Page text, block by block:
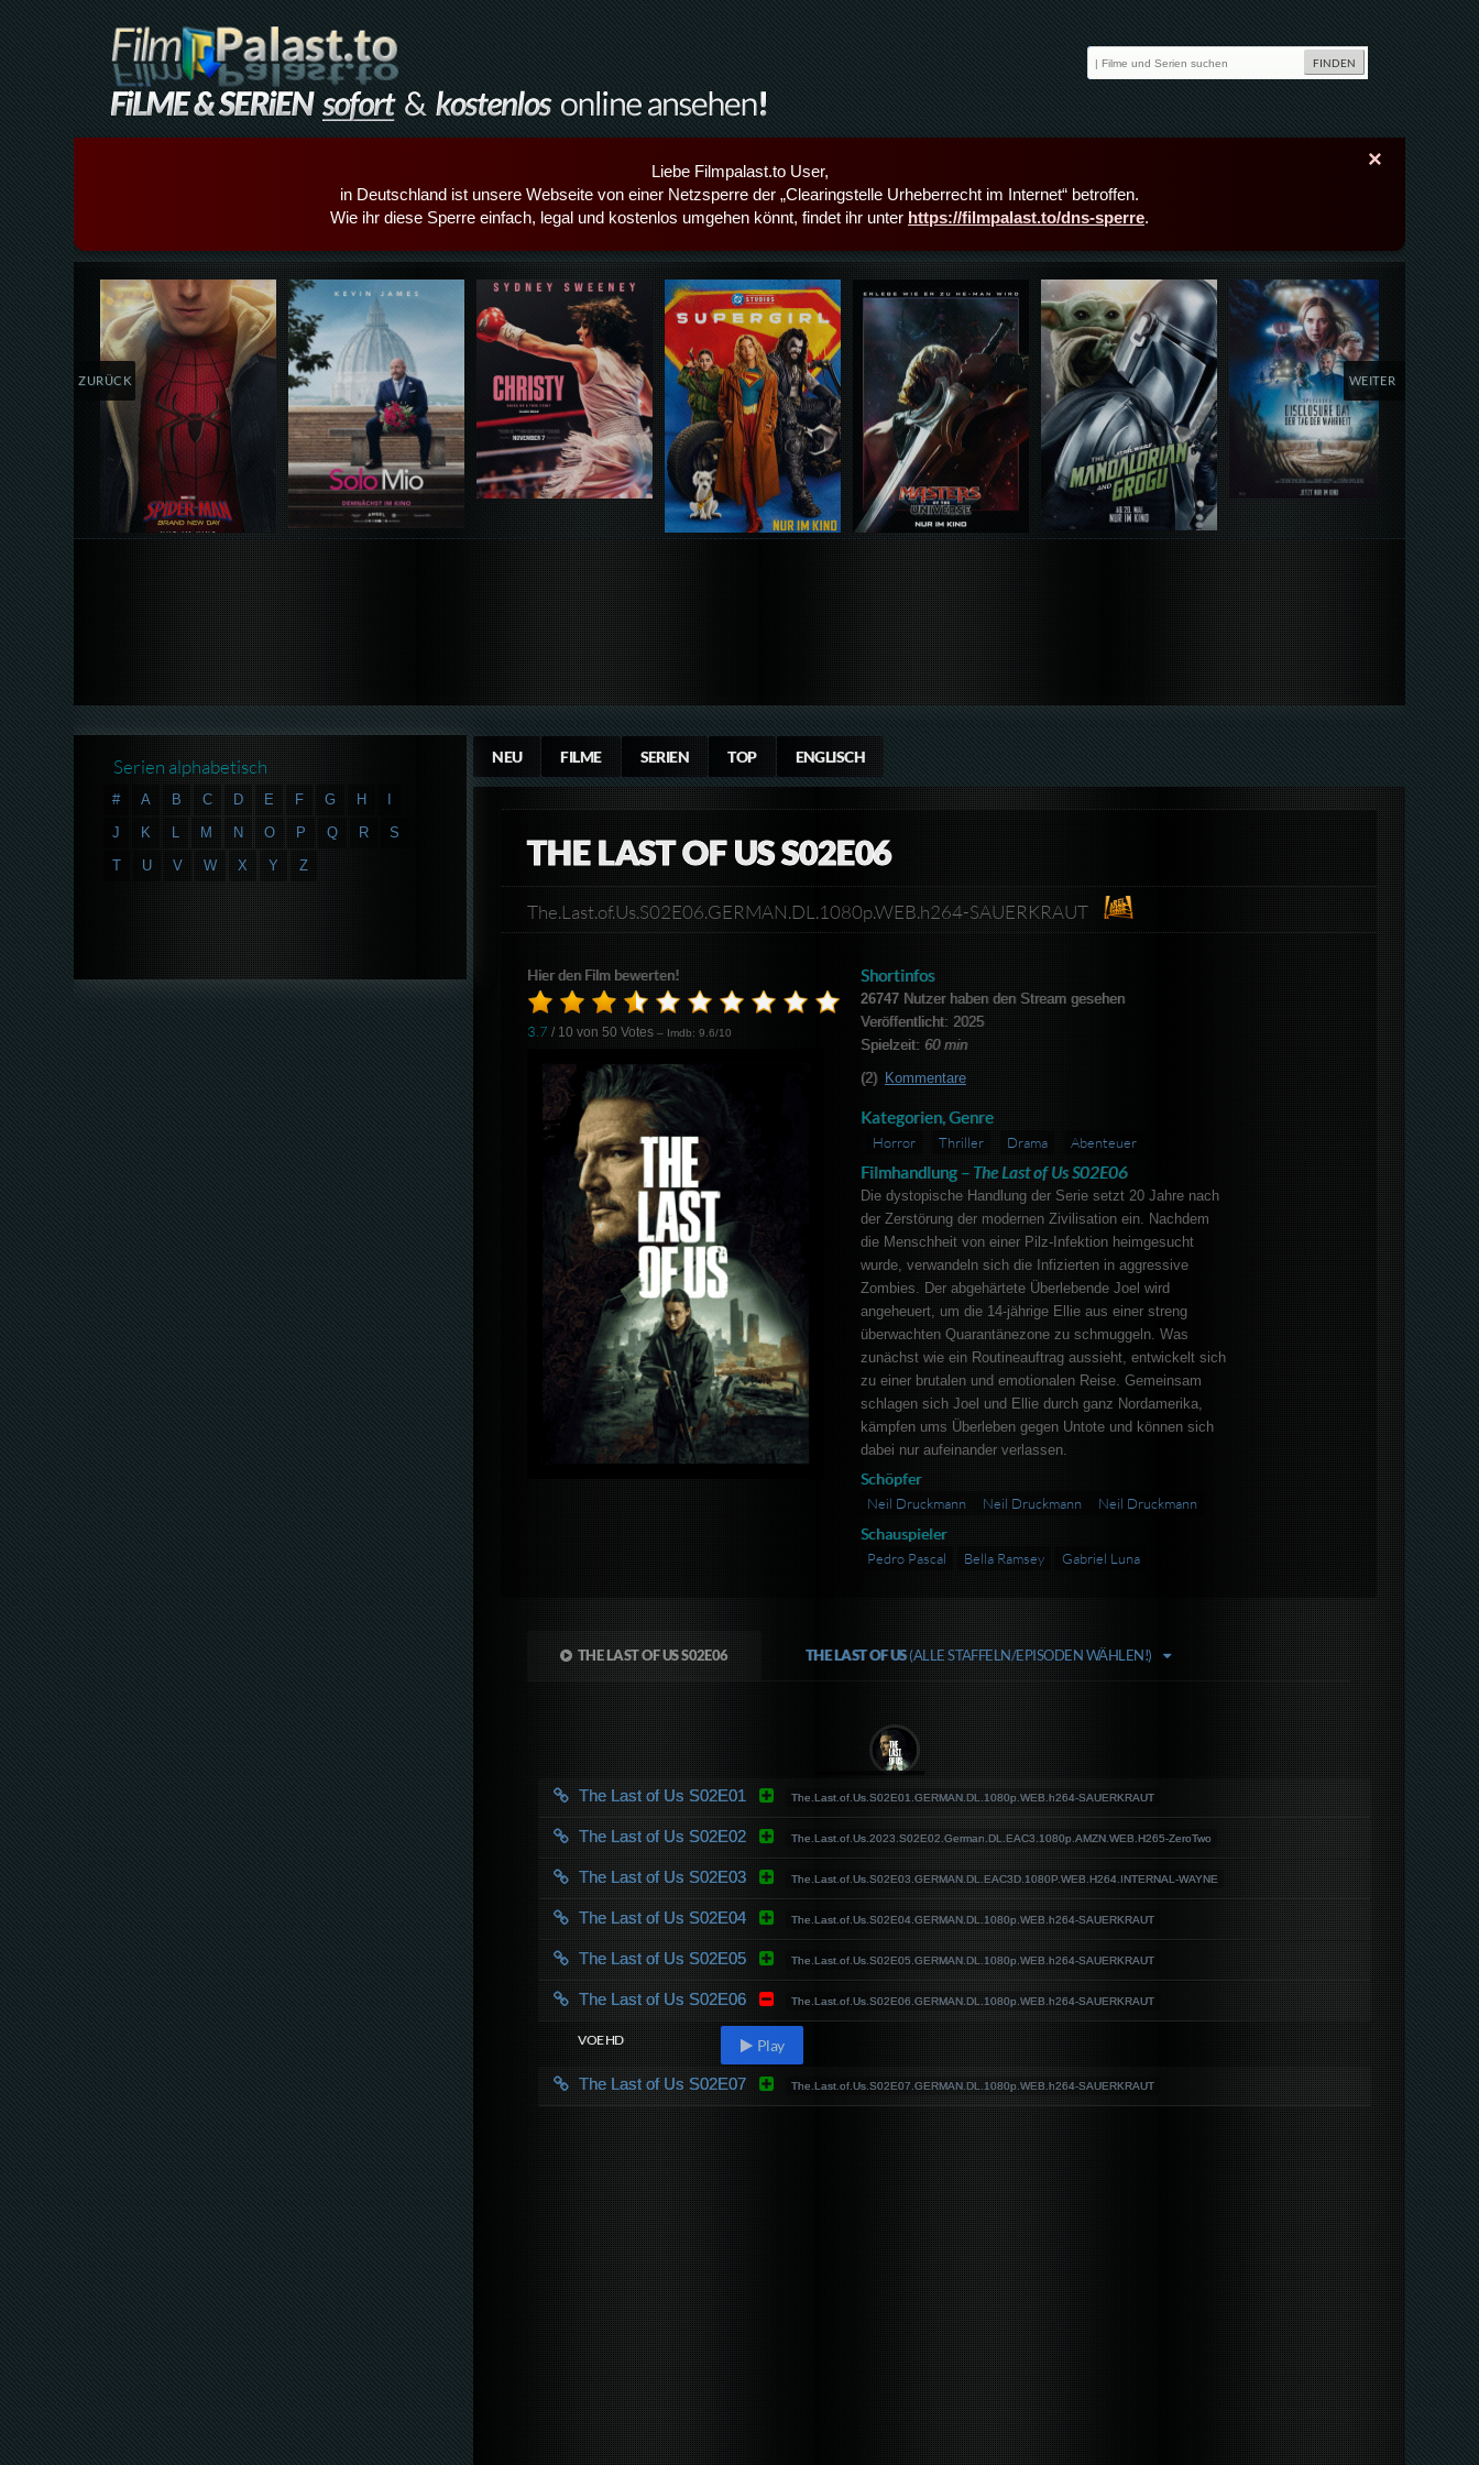
×
Liebe Filmpalast.to User,
in Deutschland ist unsere Webseite von einer Netzsperre der „Clearingstelle Urheberrecht im Internet“ betroffen.
Wie ihr diese Sperre einfach, legal und kostenlos umgehen könnt, findet ihr unter https://filmpalast.to/dns-sperre.
Details,Play Details,Play Details,Play Details,Play Details,Play Details,Play Details,Play
ZURÜCK WEITER
NEU FILME SERIEN TOP ENGLISCH
THE LAST OF US S02E06
The.Last.of.Us.S02E06.GERMAN.DL.1080p.WEB.h264-SAUERKRAUT
Hier den Film bewerten!
3.7 / 10 von50 Votes – Imdb: 9.6/10
Shortinfos
26747Nutzer haben den Stream gesehen
Veröffentlicht: 2025
Spielzeit: 60 min
(2) Kommentare
Kategorien, Genre
Horror Thriller Drama Abenteuer
Filmhandlung – The Last of Us S02E06
Die dystopische Handlung der Serie setzt 20 Jahre nach
der Zerstörung der modernen Zivilisation ein. Nachdem
die Menschheit von einer Pilz-Infektion heimgesucht
wurde, verwandeln sich die Infizierten in aggressive
Zombies. Der abgehärtete Überlebende Joel wird
angeheuert, um die 14-jährige Ellie aus einer streng
überwachten Quarantänezone zu schmuggeln. Was
zunächst wie ein Routineauftrag aussieht, entwickelt sich
zu einer brutalen und emotionalen Reise. Gemeinsam
schlagen sich Joel und Ellie durch ganz Nordamerika,
kämpfen ums Überleben gegen Untote und können sich
dabei nur aufeinander verlassen.
Schöpfer
Neil Druckmann Neil Druckmann Neil Druckmann
Schauspieler
Pedro Pascal Bella Ramsey Gabriel Luna
THE LAST OF US S02E06 THE LAST OF US(ALLE STAFFELN/EPISODEN WÄHLEN!)
The Last of Us S02E01 The.Last.of.Us.S02E01.GERMAN.DL.1080p.WEB.h264-SAUERKRAUT
The Last of Us S02E02 The.Last.of.Us.2023.S02E02.German.DL.EAC3.1080p.AMZN.WEB.H265-ZeroTwo
The Last of Us S02E03 The.Last.of.Us.S02E03.GERMAN.DL.EAC3D.1080P.WEB.H264.INTERNAL-WAYNE
The Last of Us S02E04 The.Last.of.Us.S02E04.GERMAN.DL.1080p.WEB.h264-SAUERKRAUT
The Last of Us S02E05 The.Last.of.Us.S02E05.GERMAN.DL.1080p.WEB.h264-SAUERKRAUT
The Last of Us S02E06 The.Last.of.Us.S02E06.GERMAN.DL.1080p.WEB.h264-SAUERKRAUT
VOE HD Play
The Last of Us S02E07 The.Last.of.Us.S02E07.GERMAN.DL.1080p.WEB.h264-SAUERKRAUT
Serien alphabetisch
# A B C D E F G H
J
K L M N O P Q R
S
T
U V W X Y Z